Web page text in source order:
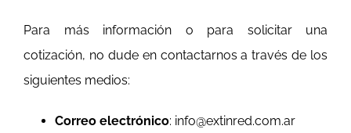
Para más información o para solicitar una
cotización, no dude en contactarnos a través de los
siguientes medios:
Correo electrónico: info@extinred.com.ar